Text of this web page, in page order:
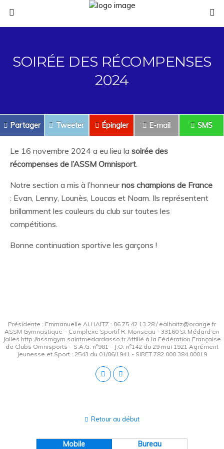
SOIRÉE DES RÉCOMPENSES
2024
Partager Tweeter Épingler E-mail SMS
Le 16 novembre 2024 a eu lieu la soirée des
récompenses de l’ASSM Omnisport.
Notre section a mis à l’honneurnos champions de France
: Evan, Lenny, Lounès, Loucas et Noam. Ils représentent
brillamment les couleurs du club sur toutes les
compétitions.
Bonne continuation sportive les garçons !
Présidente : Emmanuelle ALHAITZ : 06 75 42 13 28 / ealhaitz@orange.fr
ASSM Gymnastique – Complexe Sportif R. Monseau - 33160 St Médard en
Jalles http://assmgym.saintmedardasso.fr Affilié à la Fédération Française
de Clubs Omnisports – S.A.G. n°981 – J.O. n°142 du 29 mai 1921 Agrément
Jeunesse et Sport : 2543 du 01/06/1941 - SIRET 782 000 384 00019
Retour au début
Mobile Bureau